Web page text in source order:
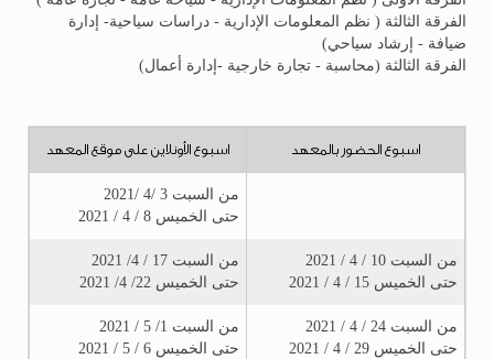
الفرقة الثالثة ( نظم المعلومات الإدارية - دراسات سياحية- إدارة
ضيافة - إرشاد سياحي)
الفرقة الثالثة (محاسبة - تجارة خارجية -إدارة أعمال)
اسبوع الحضور بالمعهد اسبوع الأونلاين على موقع المعهد
من السبت 3 /4 /2021
حتى الخميس 8 / 4 / 2021
من السبت 10 / 4 / 2021
حتى الخميس 15 / 4 / 2021
من السبت 17 / 4/ 2021
حتى الخميس 22/ 4/ 2021
من السبت 24 / 4 / 2021
حتى الخميس 29 / 4 / 2021
من السبت 1/ 5 / 2021
حتى الخميس 6 / 5 / 2021